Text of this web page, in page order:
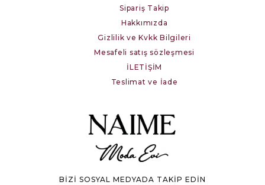
Sipariş Takip
Hakkımızda
Gizlilik ve Kvkk Bilgileri
Mesafeli satış sözleşmesi
İLETİŞİM
Teslimat ve İade
BİZİ SOSYAL MEDYADA TAKİP EDİN